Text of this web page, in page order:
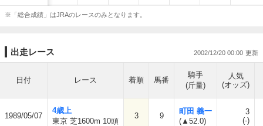
※「総合成績」はJRAのレースのみとなります。
出走レース 2002/12/20 00:00
日付 レース 着順 馬番
騎手
(斤量)
人気
(オッズ)
1989/05/07
4歳上
東京 芝1600m 10頭
3 9
町田 義一
(▲52.0)
3
(-)